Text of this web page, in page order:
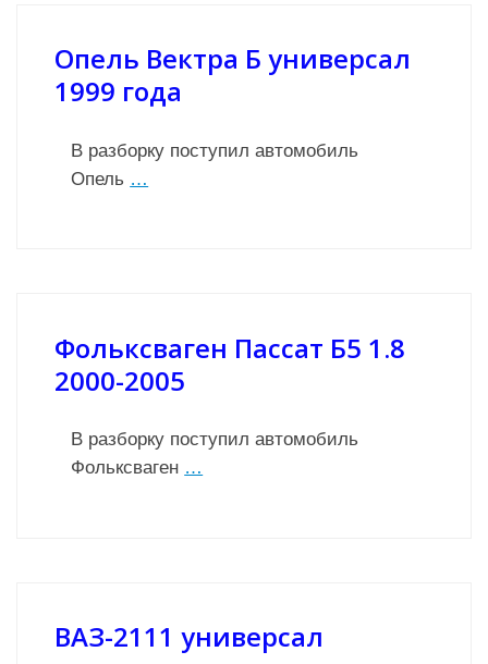
Опель Вектра Б универсал
1999 года
В разборку поступил автомобиль
Опель …
Фольксваген Пассат Б5 1.8
2000-2005
В разборку поступил автомобиль
Фольксваген …
ВАЗ-2111 универсал